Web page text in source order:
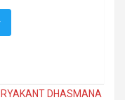
DHASMANA